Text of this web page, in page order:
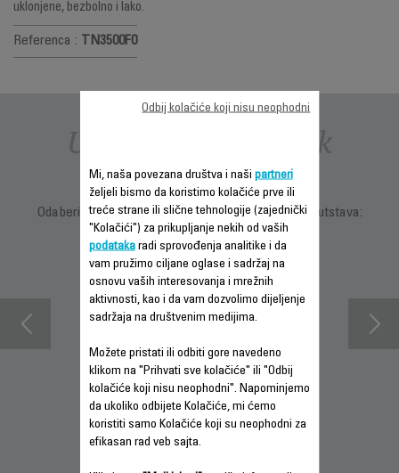
uklonjene, bezbolno i lako.
Referenca : TN3500F0
Uputstva i priručnik
Odaberite jezik za prikaz uputstava i korisničkih uputstava:
INFORMACIJE O
GARANCIJI
PREUZMI
UPUTSTVO ZA
UPOTREBU
Mi, naša povezana društva i naši partneri
željeli bismo da koristimo kolačiće prve ili
treće strane ili slične tehnologije (zajednički
"Kolačići") za prikupljanje nekih od vaših
podatakaradi sprovođenja analitike i da
vam pružimo ciljane oglase i sadržaj na
osnovu vaših interesovanja i mrežnih
aktivnosti, kao i da vam dozvolimo dijeljenje
sadržaja na društvenim medijima.
Možete pristati ili odbiti gore navedeno
klikom na "Prihvati sve kolačiće" ili "Odbij
kolačiće koji nisu neophodni". Napominjemo
da ukoliko odbijete Kolačiće, mi ćemo
koristiti samo Kolačiće koji su neophodni za
efikasan rad veb sajta.
Odbij kolačiće koji nisu neophodni